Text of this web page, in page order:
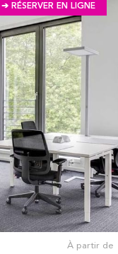
➔ RÉSERVER EN LIGNE
À partir de